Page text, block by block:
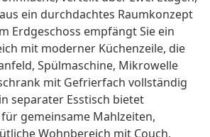
ein durchdachtes Raumkonzept
Erdgeschoss empfängt Sie ein
mit moderner Küchenzeile, die
Spülmaschine, Mikrowelle
mit Gefrierfach vollständig
separater Esstisch bietet
gemeinsame Mahlzeiten,
Wohnbereich mit Couch,